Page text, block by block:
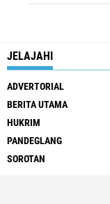
JELAJAHI
ADVERTORIAL
BERITA UTAMA
HUKRIM
PANDEGLANG
SOROTAN